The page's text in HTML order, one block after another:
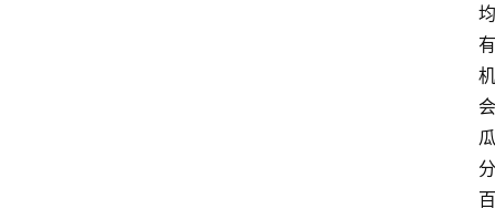
均
有
机
会
瓜
分
百